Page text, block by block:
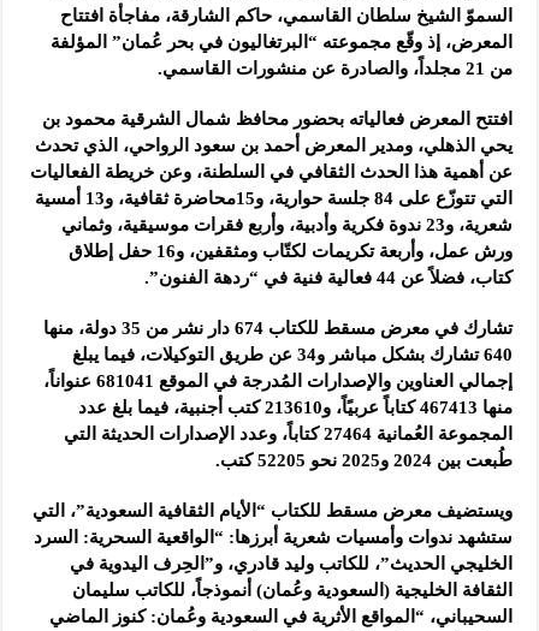
السموّ الشيخ سلطان القاسمي، حاكم الشارقة، مفاجأة افتتاح
المعرض، إذ وقّع مجموعته “البرتغاليون في بحر عُمان” المؤلفة
من 21 مجلداً، والصادرة عن منشورات القاسمي.
افتتح المعرض فعالياته بحضور محافظ شمال الشرقية محمود بن
يحي الذهلي، ومدير المعرض أحمد بن سعود الرواحي، الذي تحدث
عن أهمية هذا الحدث الثقافي في السلطنة، وعن خريطة الفعاليات
التي تتوزّع على 84 جلسة حوارية، و15محاضرة ثقافية، و13 أمسية
شعرية، و23 ندوة فكرية وأدبية، وأربع فقرات موسيقية، وثماني
ورش عمل، وأربعة تكريمات لكتّاب ومثقفين، و16 حفل إطلاق
كتاب، فضلاً عن 44 فعالية فنية في “ردهة الفنون”.
تشارك في معرض مسقط للكتاب 674 دار نشر من 35 دولة، منها
640 تشارك بشكل مباشر و34 عن طريق التوكيلات، فيما يبلغ
إجمالي العناوين والإصدارات المُدرجة في الموقع 681041 عنواناً،
منها 467413 كتاباً عربيًاً، و213610 كتب أجنبية، فيما بلغ عدد
المجموعة العُمانية 27464 كتاباً، وعدد الإصدارات الحديثة التي
طُبعت بين 2024 و2025 نحو 52205 كتب.
ويستضيف معرض مسقط للكتاب “الأيام الثقافية السعودية”، التي
ستشهد ندوات وأمسيات شعرية أبرزها: “الواقعية السحرية: السرد
الخليجي الحديث”، للكاتب وليد قادري، و”الحِرف اليدوية في
الثقافة الخليجية (السعودية وعُمان) أنموذجاً، للكاتب سليمان
السحيباني، “المواقع الأثرية في السعودية وعُمان: كنوز الماضي